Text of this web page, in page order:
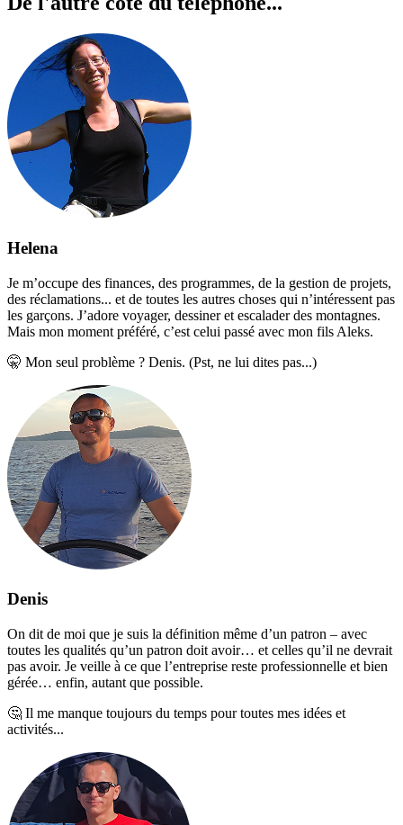
Helena
Je m’occupe des finances, des programmes, de la gestion de projets,
des réclamations... et de toutes les autres choses qui n’intéressent pas
les garçons. J’adore voyager, dessiner et escalader des montagnes.
Mais mon moment préféré, c’est celui passé avec mon fils Aleks.
🤫 Mon seul problème ? Denis. (Pst, ne lui dites pas...)
Denis
On dit de moi que je suis la définition même d’un patron – avec
toutes les qualités qu’un patron doit avoir… et celles qu’il ne devrait
pas avoir. Je veille à ce que l’entreprise reste professionnelle et bien
gérée… enfin, autant que possible.
🤔 Il me manque toujours du temps pour toutes mes idées et
activités...